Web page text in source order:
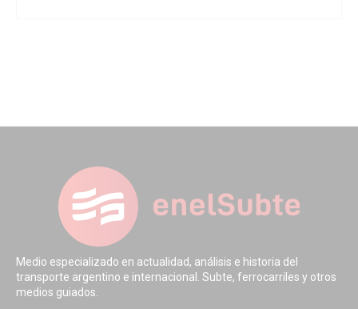
Medio especializado en actualidad, análisis e historia del
transporte argentino e internacional. Subte, ferrocarriles y otros
medios guiados.